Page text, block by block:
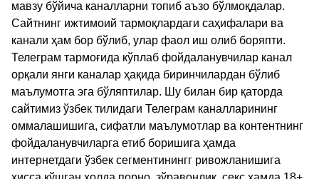
мавзу бўйича каналларни топиб аъзо бўлмоқдалар.
Сайтнинг ижтимоий тармоқлардаги саҳифалари ва
канали ҳам бор бўлиб, улар фаол иш олиб боряпти.
Телеграм тармоғида кўплаб фойдаланувчилар канал
орқали янги каналар ҳақида биринчилардан бўлиб
маълумотга эга бўляптилар. Шу билан бир қаторда
сайтимиз ўзбек тилидаги Телеграм каналларининг
оммалашишига, сифатли маълумотлар ва контентнинг
фойдаланувчиларга етиб боришига ҳамда
интернетдаги ўзбек сегментинингг ривожланишига